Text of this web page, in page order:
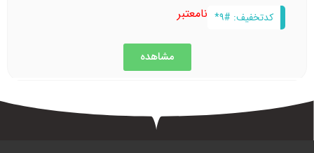
کدتخفیف: #۹* نامعتبر
مشاهده